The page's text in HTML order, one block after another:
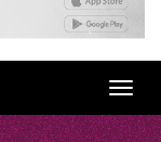
Toggle
navigation